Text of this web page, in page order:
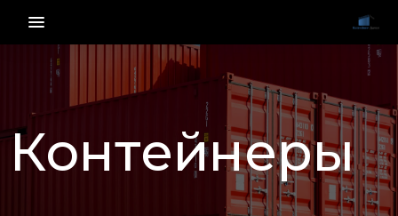
menu_vert
Контейнеры